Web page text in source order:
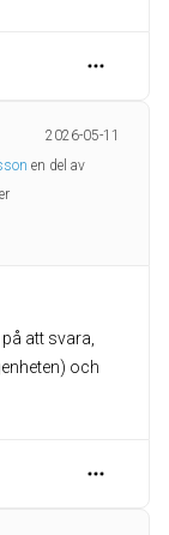
2026-05-11
en del av
att svara,
och